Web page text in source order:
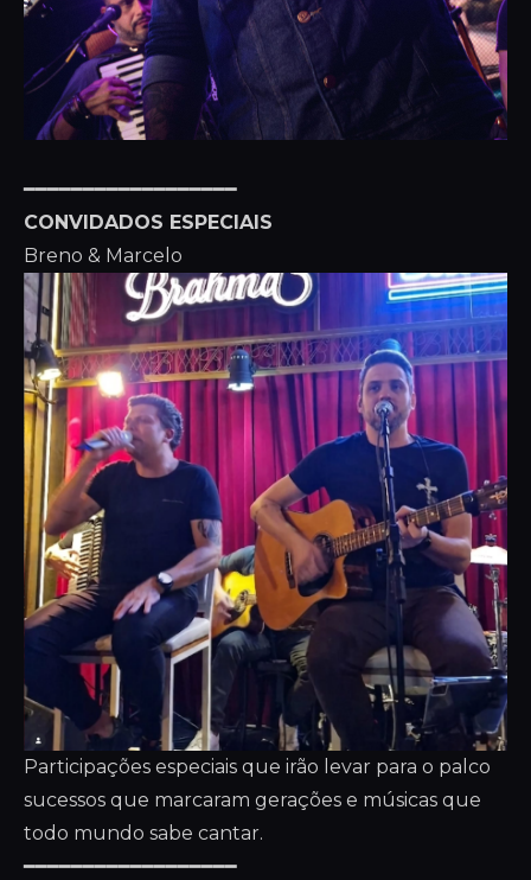
━━━━━━━━━━━━━━━━━━
CONVIDADOS ESPECIAIS
Breno & Marcelo
Participações especiais que irão levar para o palco
sucessos que marcaram gerações e músicas que
todo mundo sabe cantar.
━━━━━━━━━━━━━━━━━━